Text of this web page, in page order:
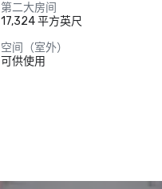
第二大房间
17,324 平方英尺
空间（室外）
可供使用